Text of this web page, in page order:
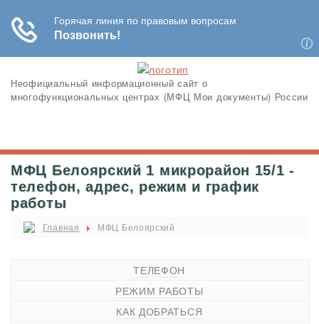
Неофициальный информационный сайт о
многофункциональных центрах (МФЦ Мои документы) России
МФЦ Белоярский 1 микрорайон 15/1 -
телефон, адрес, режим и график
работы
Главная МФЦ Белоярский
ТЕЛЕФОН
РЕЖИМ РАБОТЫ
КАК ДОБРАТЬСЯ